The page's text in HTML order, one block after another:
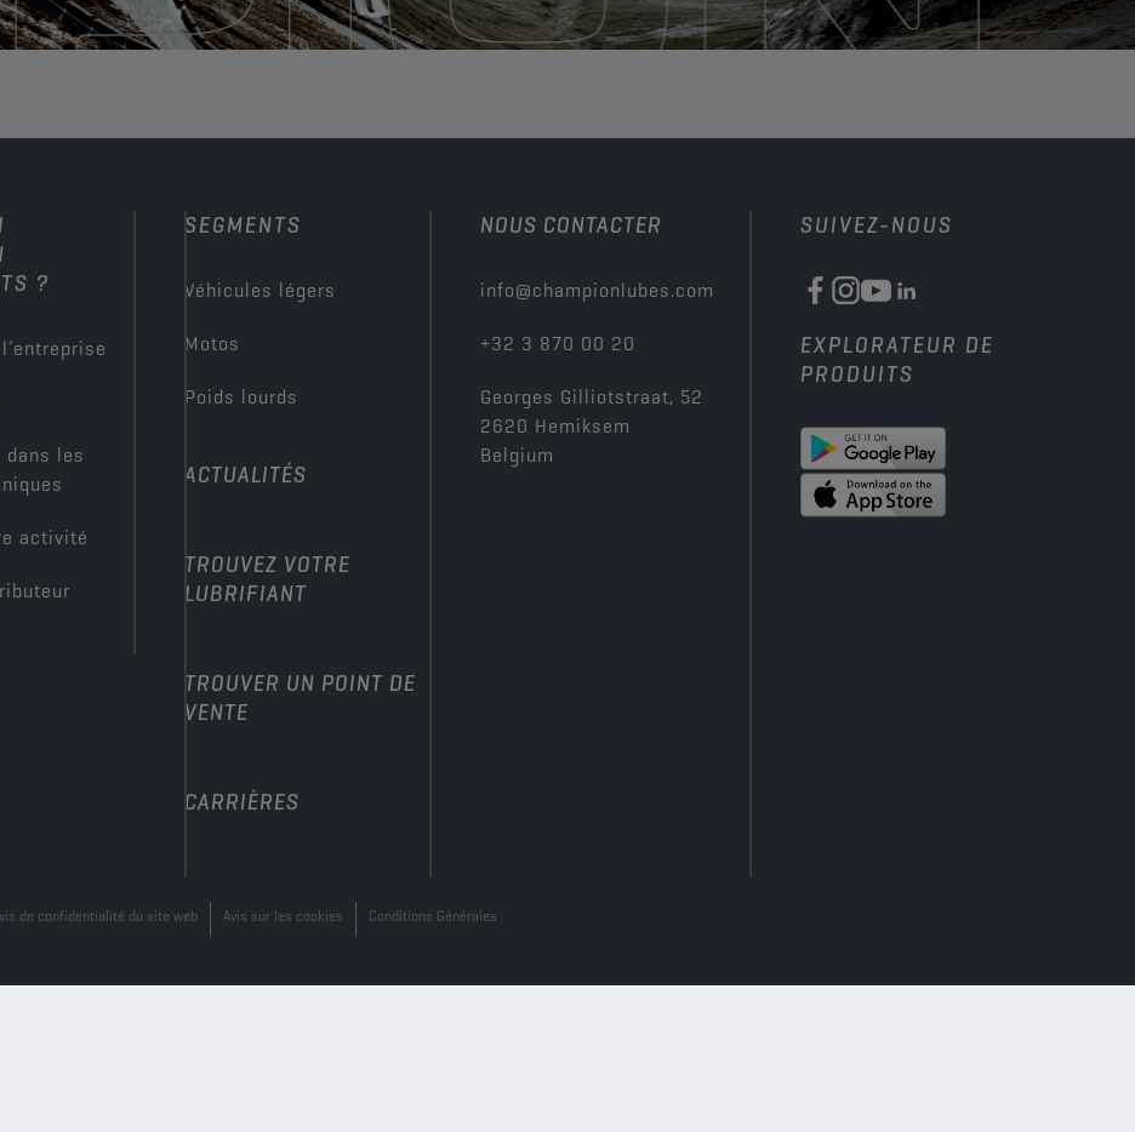
?
dans les
activité
SEGMENTS
Véhicules légers
Motos
Poids lourds
ACTUALITÉS
TROUVEZ VOTRE
LUBRIFIANT
TROUVER UN POINT DE
VENTE
CARRIÈRES
NOUS CONTACTER
info@championlubes.com
+32 3 870 00 20
Georges Gilliotstraat, 52
2620 Hemiksem
Belgium
SUIVEZ-NOUS
EXPLORATEUR DE
PRODUITS
de confidentialité du site web Avis sur les cookies Conditions Générales